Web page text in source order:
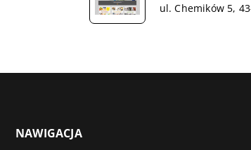
ul. Chemików 5,
NAWIGACJA